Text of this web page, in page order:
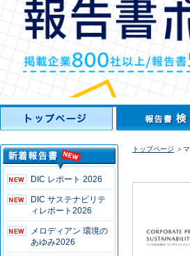
DIC レポート 2026
DIC サステナビリテ
ィレポート2026
メロディアン 環境の
あゆみ2026
トップページ ＞